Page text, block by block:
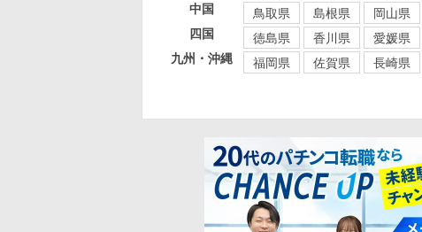
中国
鳥取県 島根県 岡山県
四国
徳島県 香川県 愛媛県
九州・沖縄
福岡県 佐賀県 長崎県